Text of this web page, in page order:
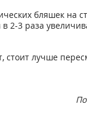
бляшек на
2-3 раза
лучше